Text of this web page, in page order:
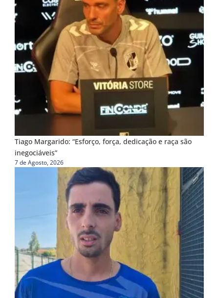
Tiago Margarido: “Esforço, força, dedicação e raça são
inegociáveis”
7 de Agosto, 2026